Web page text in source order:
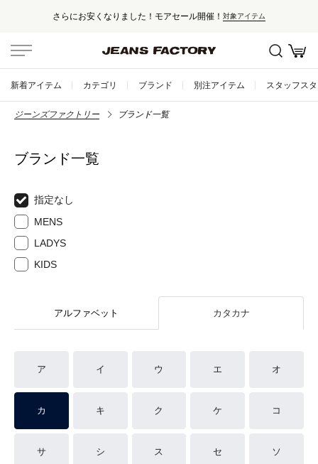
さらにお安くなりました！モアセール開催！ 対象アイテム
新着アイテム カテゴリ ブランド 別注アイテム スタッフス
ジーンズファクトリー ブランド一覧
ブランド一覧
指定なし
MENS
LADYS
KIDS
アルファベット カタカナ
ア イ ウ エ オ
カ キ ク ケ コ
サ シ ス セ ソ